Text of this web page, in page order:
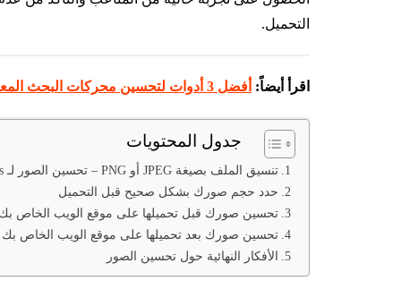
التحميل.
اقرأ أيضاً: أفضل 3 أدوات لتحسين محركات البحث المعتمدة على الذكاء الاصطناعي SEO AI في عام 2023
جدول المحتويات
تنسيق الملف بصيغة JPEG أو PNG – تحسين الصور لـ WordPress
حدد حجم صورك بشكل صحيح قبل التحميل
تحسين صورك قبل تحميلها على موقع الويب الخاص بك
تحسين صورك بعد تحميلها على موقع الويب الخاص بك
الأفكار النهائية حول تحسين الصور